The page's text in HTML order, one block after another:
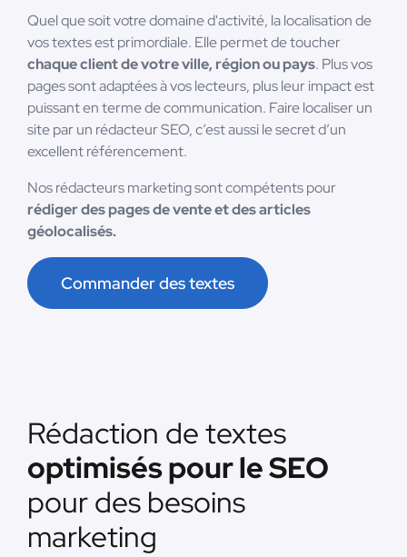
Quel que soit votre domaine d'activité, la localisation de
vos textes est primordiale. Elle permet de toucher
chaque client de votre ville, région ou pays. Plus vos
pages sont adaptées à vos lecteurs, plus leur impact est
puissant en terme de communication. Faire localiser un
site par un rédacteur SEO, c’est aussi le secret d’un
excellent référencement.
Nos rédacteurs marketing sont compétents pour
rédiger des pages de vente et des articles
géolocalisés.
Commander des textes
Rédaction de textes
optimisés pour le SEO
pour des besoins
marketing